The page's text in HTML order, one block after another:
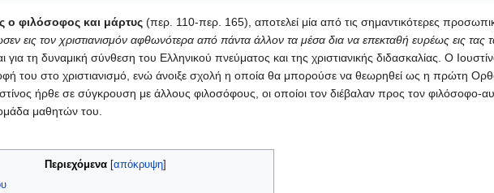
ο φιλόσοφος και μάρτυς (περ. 110-περ. 165), αποτελεί μία από τις σημαντικότερες
εις τον χριστιανισμόν αφθωνότερα από πάντα άλλον τα μέσα δια να επεκταθή ευρέως εις
για τη δυναμική σύνθεση του Ελληνικού πνεύματος και της χριστιανικής διδασκαλίας. Ο
του στο χριστιανισμό, ενώ άνοιξε σχολή η οποία θα μπορούσε να θεωρηθεί ως η πρώτη
ήρθε σε σύγκρουση με άλλους φιλοσόφους, οι οποίοι τον διέβαλαν προς τον
μαθητών του.
Περιεχόμενα απόκρυψη